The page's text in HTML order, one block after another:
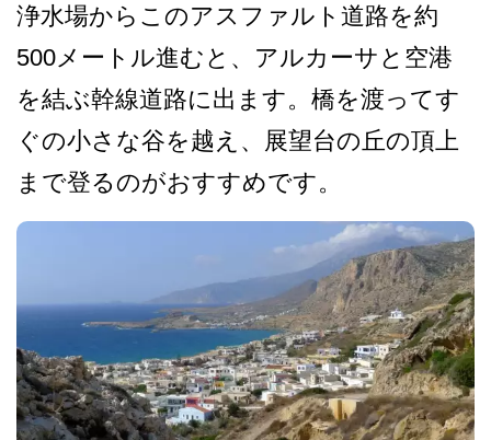
浄水場からこのアスファルト­道路を約
500メートル進むと、アルカーサと空港
を­結ぶ幹線道路に出ます。橋を渡ってす
ぐの小さな谷を­越え、展望台の丘の頂上
まで登るのがおすすめです。